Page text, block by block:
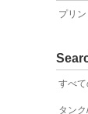
プリ
すべ
タン